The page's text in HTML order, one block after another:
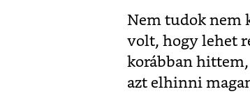
Nem tudok nem
volt, hogy lehet
korábban
azt elhinni